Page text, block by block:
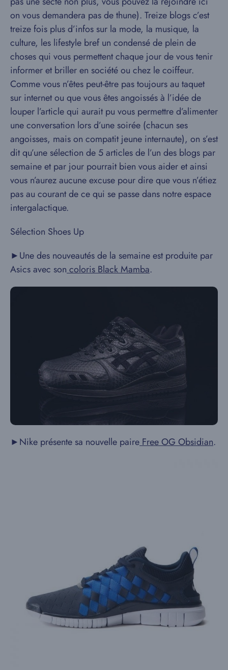
on vous demandera pas de thune). Treize blogs c’est
treize fois plus d’infos sur la mode, la musique, la
culture, les lifestyle bref un condensé de plein de
choses qui vous permettent chaque jour de vous tenir
informer et briller en société ou chez le coiffeur.
Comme vous n’êtes peut-être pas toujours au taquet
sur internet ou que vous êtes angoissés à l’idée de
louper l’article qui aurait pu vous permettre d’alimenter
une conversation lors d’une soirée (chacun ses
angoisses, mais on compatit jeune internaute), on s’est
dit qu’une sélection de 5 articles de l’un des blogs par
semaine et par jour pourrait bien vous aider et ainsi
vous n’aurez aucune excuse pour dire que vous n’étiez
pas au courant de ce qui se passe dans notre espace
intergalactique.
Sélection Shoes Up
►Une des nouveautés de la semaine est produite par
Asics avec son coloris Black Mamba.
►Nike présente sa nouvelle paireFree OG Obsidian.